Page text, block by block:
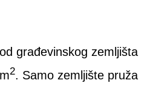
građevinskog zemljišta
2 . Samo zemljište pruža